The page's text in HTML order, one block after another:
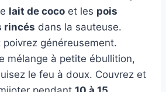
lait de coco et les pois
rincés dans la sauteuse.
poivrez généreusement.
mélange à petite ébullition,
le feu à doux. Couvrez et